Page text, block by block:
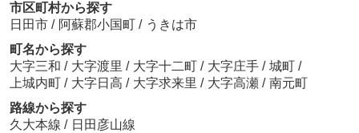
市区町村から探す
日田市 / 阿蘇郡小国町 / うきは市
町名から探す
大字三和 / 大字渡里 / 大字十二町 / 大字庄手 / 城町 /
上城内町 / 大字日高 / 大字求来里 / 大字高瀬 / 南元町
路線から探す
久大本線 / 日田彦山線